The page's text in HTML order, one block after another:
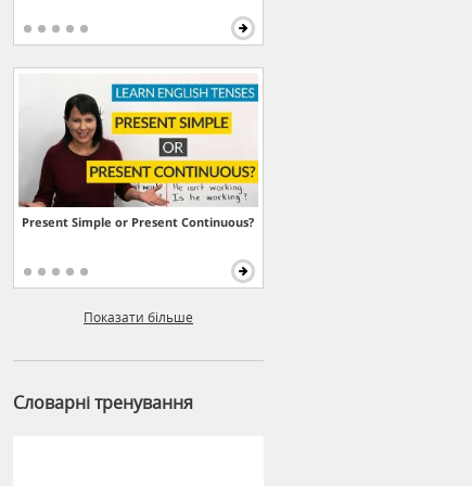
Present Simple or Present Continuous?
Показати більше
Словарні тренування